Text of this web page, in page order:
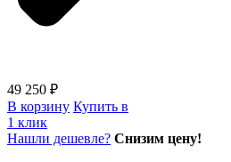
49 250 ₽
В корзину Купить в
1 клик
Нашли дешевле? Снизим цену!